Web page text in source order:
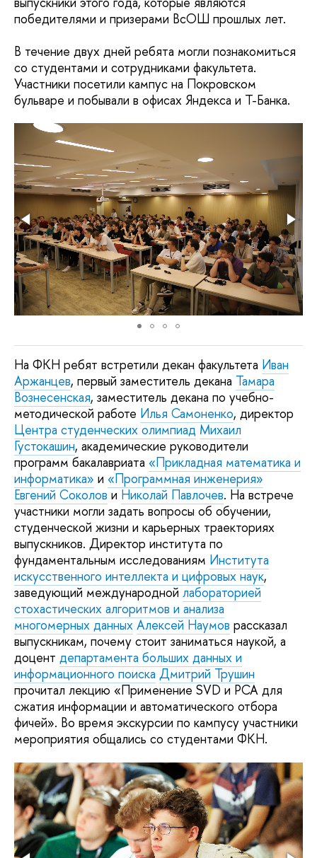
победителями и призерами ВсОШ прошлых лет.
В течение двух дней ребята могли познакомиться
со студентами и сотрудниками факультета.
Участники посетили кампус на Покровском
бульваре и побывали в офисах Яндекса и Т-Банка.
На ФКН ребят встретили декан факультета Иван
Аржанцев, первый заместитель декана Тамара
Вознесенская, заместитель декана по учебно-
методической работе Илья Самоненко, директор
Центра студенческих олимпиад Михаил
Густокашин, академические руководители
программ бакалавриата «Прикладная математика и
информатика» и «Программная инженерия»
Евгений СоколовиНиколай Павлочев. На встрече
участники могли задать вопросы об обучении,
студенческой жизни и карьерных траекториях
выпускников. Директор института по
фундаментальным исследованиям Института
искусственного интеллекта и цифровых наук,
заведующий международнойлабораторией
стохастических алгоритмов и анализа
многомерных данных Алексей Наумов рассказал
выпускникам, почему стоит заниматься наукой, а
доцент департамента больших данных и
информационного поиска Дмитрий Трушин
прочитал лекцию «Применение SVD и PCA для
сжатия информации и автоматического отбора
фичей». Во время экскурсии по кампусу участники
мероприятия общались со студентами ФКН.